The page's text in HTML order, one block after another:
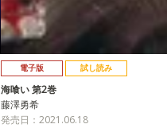
電子版 試し読み
海喰い 第2巻
藤澤勇希
発売日：2021.06.18